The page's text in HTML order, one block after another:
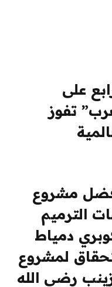
على
تفوز
مشروع
الترميم
دمياط
لمشروع
رضي الله